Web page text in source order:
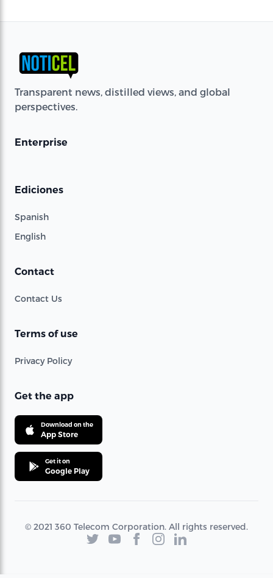
Transparent news, distilled views, and global
perspectives.
Enterprise
Ediciones
Spanish
English
Contact
Contact Us
Terms of use
Privacy Policy
Get the app
Download on the
App Store
Get it on
Google Play
© 2021 360 Telecom Corporation. All rights reserved.